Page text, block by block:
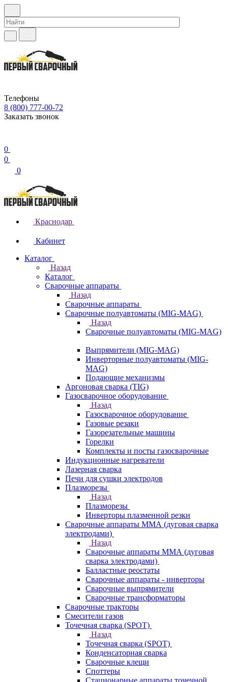
Телефоны
8 (800) 777-00-72
Заказать звонок
0
0
0
Краснодар
Кабинет
Каталог
Назад
Каталог
Сварочные аппараты
Назад
Сварочные аппараты
Сварочные полуавтоматы (MIG-MAG)
Назад
Сварочные полуавтоматы (MIG-MAG)
Выпрямители (MIG-MAG)
Инверторные полуавтоматы (MIG-
MAG)
Подающие механизмы
Аргоновая сварка (TIG)
Газосварочное оборудование
Назад
Газосварочное оборудование
Газовые резаки
Газорезательные машины
Горелки
Комплекты и посты газосварочные
Индукционные нагреватели
Лазерная сварка
Печи для сушки электродов
Плазморезы
Назад
Плазморезы
Инверторы плазменной резки
Сварочные аппараты ММА (дуговая сварка
электродами)
Назад
Сварочные аппараты ММА (дуговая
сварка электродами)
Балластные реостаты
Сварочные аппараты - инверторы
Сварочные выпрямители
Сварочные трансформаторы
Сварочные тракторы
Смесители газов
Точечная сварка (SPOT)
Назад
Точечная сварка (SPOT)
Конденсаторная сварка
Сварочные клещи
Споттеры
Стационарные аппараты точечной